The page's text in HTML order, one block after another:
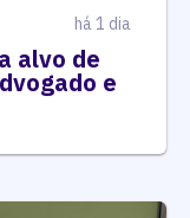
há 1 dia
alvo de
e